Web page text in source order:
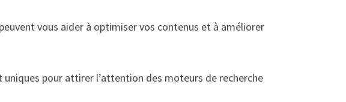
vous aider à optimiser vos contenus et à améliorer
pour attirer l’attention des moteurs de recherche